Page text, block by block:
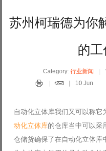
苏州柯瑞德为你
的
Category:行业新闻
10 Jun
自动化立体库我们又可以称它
动化立体库的仓库当中可以采
仓储货确保了在自动化立体库
Remember Me
Log in with Facebook
Forgot your password?